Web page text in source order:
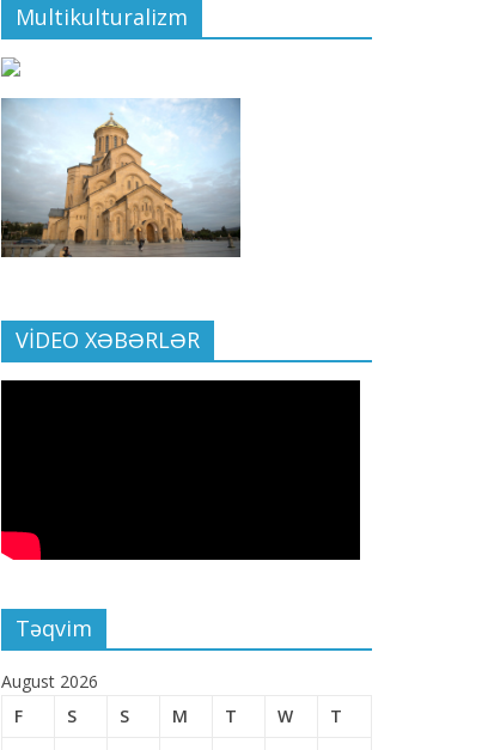
Multikulturalizm
VİDEO XƏBƏRLƏR
Təqvim
August 2026
F
S S M T W T